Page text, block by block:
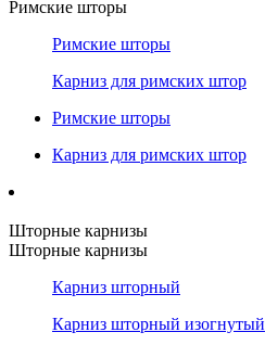
Римские шторы
Римские шторы
Карниз для римских штор
Римские шторы
Карниз для римских штор
Шторные карнизы
Шторные карнизы
Карниз шторный
Карниз шторный изогнутый